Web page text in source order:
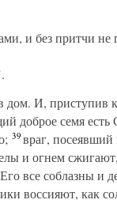
и без притчи не
дом. И, приступив
доброе семя есть
39враг, посеявший
и огнем сжигают,
все соблазны и
воссияют, как